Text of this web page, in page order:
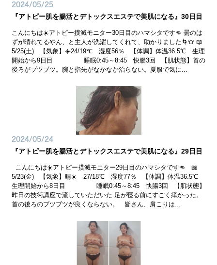
2024/05/25
『アトピー肌を腸活とデトックスエステで美肌になる』30日目
こんにちは☀️アトピー撲滅モニター30日目のハマシタです👊 曇のは
ずが晴れてるやん、と主人が洗濯してくれて、助かりました🌀👕 📖
5/25(土) 【気象】☀️24/19℃ 湿度56％ 【体調】体温36.5℃ 生理
開始から9日目 睡眠0:45～8:45 快腸3回 【肌状態】首の
後ろがブツブツ。腕と指先がなかなか治らない。夏服で気に...
2024/05/24
『アトピー肌を腸活とデトックスエステで美肌になる』29日目
こんにちは☀️アトピー撲滅モニター29日目のハマシタです👊 📖
5/23(金) 【気象】晴☀️ 27/18℃ 湿度77％ 【体調】体温36.5℃
生理開始から8日目 睡眠0:45～8:45 快腸3回 【肌状態】
昨日の技術講座で流していただいた 足が寝る前にすごく痒かった。
首の後ろのブツブツが良くならない。 皆さん、肩こりは...